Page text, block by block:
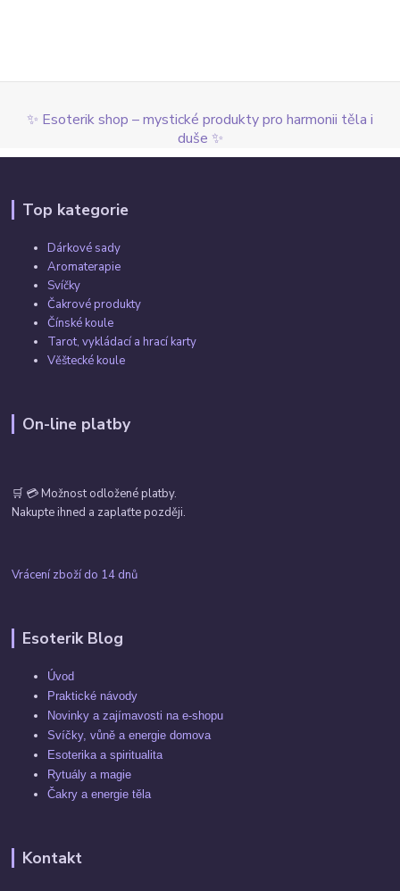
✨ Esoterik shop – mystické produkty pro harmonii těla i
duše ✨
Top kategorie
Dárkové sady
Aromaterapie
Svíčky
Čakrové produkty
Čínské koule
Tarot, vykládací a hrací karty
Věštecké koule
On-line platby
🛒 💳 Možnost odložené platby.
Nakupte ihned a zaplaťte později.
Vrácení zboží do 14 dnů
Esoterik Blog
Úvod
Praktické návody
Novinky a zajímavosti na e-shopu
Svíčky, vůně a energie domova
Esoterika a spiritualita
Rytuály a magie
Čakry a energie těla
Kontakt